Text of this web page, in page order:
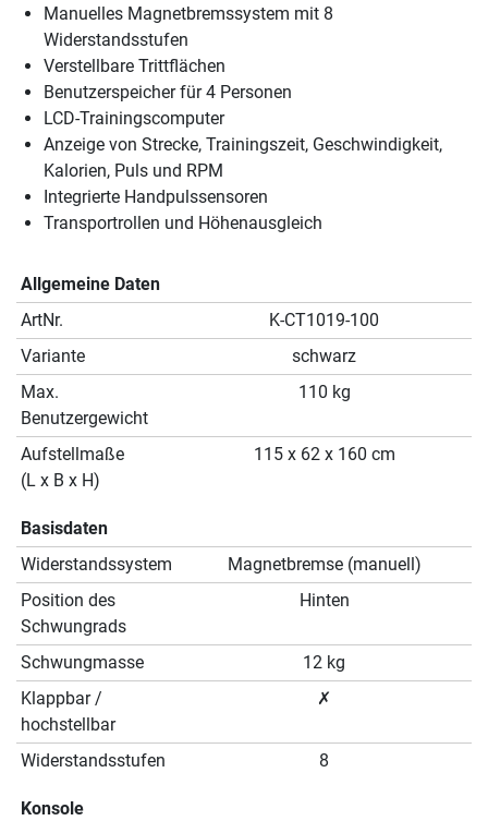
Manuelles Magnetbremssystem mit 8
Widerstandsstufen
Verstellbare Trittflächen
Benutzerspeicher für 4 Personen
LCD-Trainingscomputer
Anzeige von Strecke, Trainingszeit, Geschwindigkeit,
Kalorien, Puls und RPM
Integrierte Handpulssensoren
Transportrollen und Höhenausgleich
Allgemeine Daten
ArtNr.
K-CT1019-100
Variante
schwarz
Max.
Benutzergewicht
110 kg
Aufstellmaße
(L x B x H)
115 x 62 x 160 cm
Basisdaten
Widerstandssystem
Magnetbremse (manuell)
Position des
Schwungrads
Hinten
Schwungmasse
12 kg
Klappbar /
hochstellbar
✗
Widerstandsstufen 8
Konsole